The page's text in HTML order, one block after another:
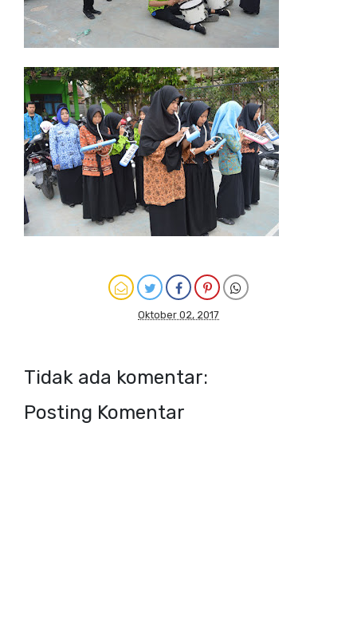
Oktober 02, 2017
Tidak ada komentar:
Posting Komentar